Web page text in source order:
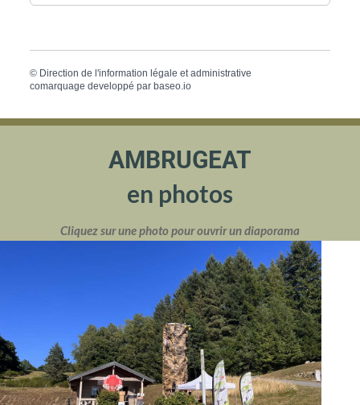
© Direction de l'information légale et administrative
comarquage developpé parbaseo.io
AMBRUGEAT
en photos
Cliquez sur une photo pour ouvrir un diaporama